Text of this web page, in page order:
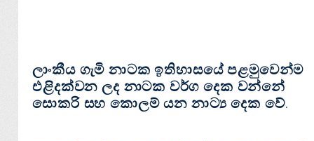
ලාංකීය ගැමි නාටක ඉතිහාසයේ පළමුවෙන්ම
එළිදක්‌වන ලද නාටක වර්ග දෙක වන්නේ
සොකරි සහ කොලම් යන නාට්‍ය දෙක වේ.